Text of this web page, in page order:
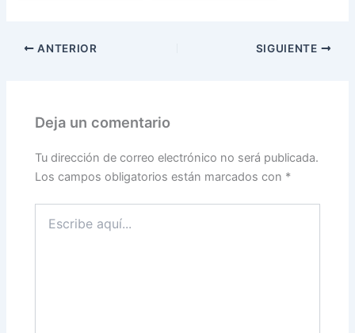
ANTERIOR SIGUIENTE
Deja un comentario
Tu dirección de correo electrónico no será publicada.
Los campos obligatorios están marcados con *
aquí...